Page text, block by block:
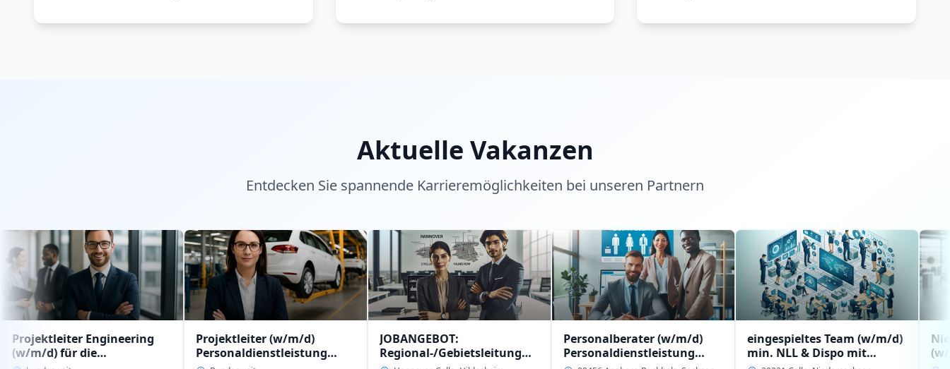
Aktuelle Vakanzen
Entdecken Sie spannende Karrieremöglichkeiten bei unseren Partnern
Engineering
die
Projektleiter (w/m/d)
Personaldienstleistung
JOBANGEBOT:
Regional-/Gebietsleitung
Personalberater (w/m/d)
Personaldienstleistung
eingespieltes Team (w/m/d)
min. NLL & Dispo mit
(w/m/d) mit